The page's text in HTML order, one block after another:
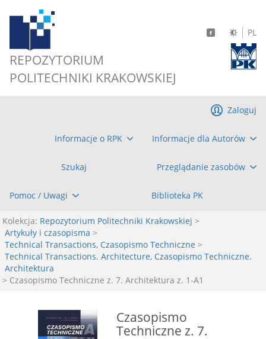
REPOZYTORIUM
POLITECHNIKI KRAKOWSKIEJ
PL
Informacje o RPK Informacje dla Autorów
Szukaj Przeglądanie zasobów
Pomoc / Uwagi Biblioteka PK
Zaloguj
Kolekcja: Repozytorium Politechniki Krakowskiej >
Artykuły i czasopisma >
Technical Transactions, Czasopismo Techniczne >
Technical Transactions. Architecture, Czasopismo Techniczne.
Architektura
> Czasopismo Techniczne z. 7. Architektura z. 1-A1
Czasopismo
Techniczne z. 7.